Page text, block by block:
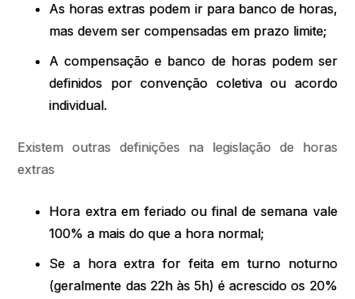
As horas extras podem ir para banco de horas,
mas devem ser compensadas em prazo limite;
A compensação e banco de horas podem ser
definidos por convenção coletiva ou acordo
individual.
Existem outras definições na legislação de horas
extras
Hora extra em feriado ou final de semana vale
100% a mais do que a hora normal;
Se a hora extra for feita em turno noturno
(geralmente das 22h às 5h) é acrescido os 20%